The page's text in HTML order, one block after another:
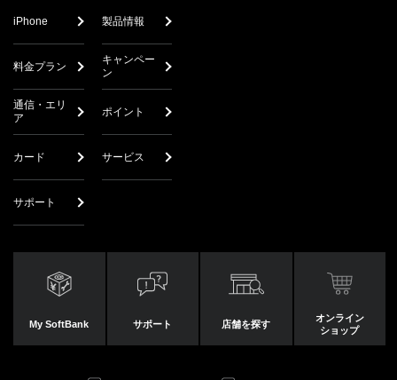
iPhone 製品情報
料金プラン
キャンペー
ン
通信・エリ
ア
ポイント
カード サービス
サポート
My SoftBank サポート 店舗を探す
オンライン
ショップ